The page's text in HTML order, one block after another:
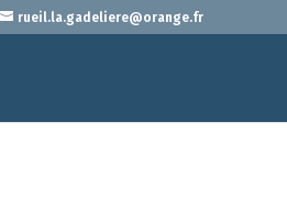
rueil.la.gadeliere@orange.fr